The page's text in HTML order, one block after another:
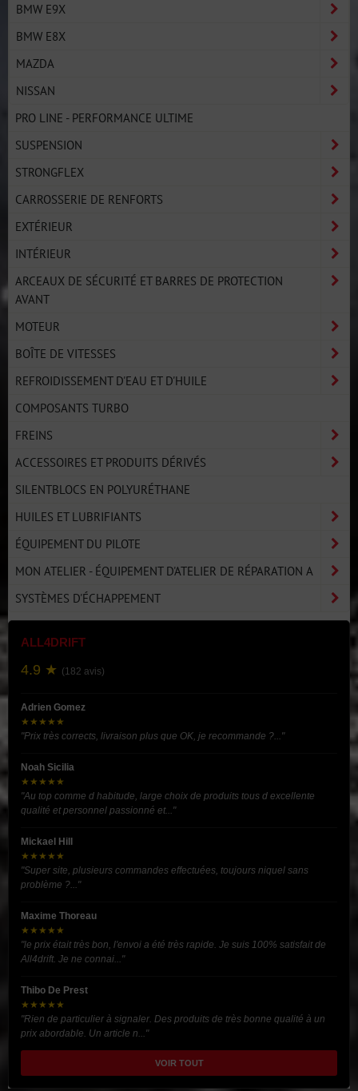
BMW E9X
BMW E8X
MAZDA
NISSAN
PRO LINE - PERFORMANCE ULTIME
SUSPENSION
STRONGFLEX
CARROSSERIE DE RENFORTS
EXTÉRIEUR
INTÉRIEUR
ARCEAUX DE SÉCURITÉ ET BARRES DE PROTECTION
AVANT
MOTEUR
BOÎTE DE VITESSES
REFROIDISSEMENT D'EAU ET D'HUILE
COMPOSANTS TURBO
FREINS
ACCESSOIRES ET PRODUITS DÉRIVÉS
SILENTBLOCS EN POLYURÉTHANE
HUILES ET LUBRIFIANTS
ÉQUIPEMENT DU PILOTE
MON ATELIER - ÉQUIPEMENT D'ATELIER DE RÉPARATION A
SYSTÈMES D'ÉCHAPPEMENT
ALL4DRIFT
4.9 ★ (182 avis)
Adrien Gomez
★★★★★
"Prix très corrects, livraison plus que OK, je recommande ?..."
Noah Sicilia
★★★★★
"Au top comme d habitude, large choix de produits tous d excellente
qualité et personnel passionné et..."
Mickael Hill
★★★★★
"Super site, plusieurs commandes effectuées, toujours niquel sans
problème ?..."
Maxime Thoreau
★★★★★
"le prix était très bon, l'envoi a été très rapide. Je suis 100% satisfait de
All4drift. Je ne connai..."
Thibo De Prest
★★★★★
"Rien de particulier à signaler. Des produits de très bonne qualité à un
prix abordable. Un article n..."
VOIR TOUT